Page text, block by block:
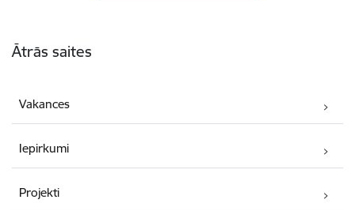
Ātrās saites
Vakances
Iepirkumi
Projekti